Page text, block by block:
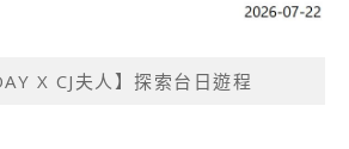
X CJ夫人】探索台日遊程